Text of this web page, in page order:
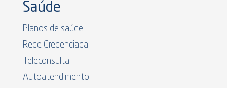
Saúde
Planos de saúde
Rede Credenciada
Teleconsulta
Autoatendimento